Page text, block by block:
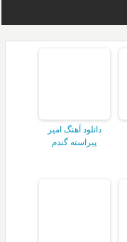
دانلود آهنگ امیر
پیراسته گندم